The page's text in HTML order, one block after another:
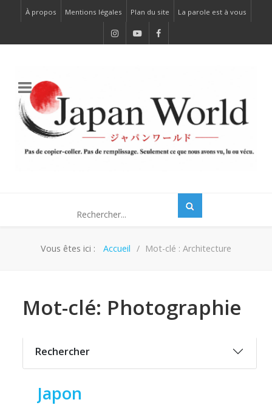
À propos Mentions légales Plan du site La parole est à vous
Vous êtes ici : Accueil Mot-clé : Architecture
Mot-clé: Photographie
Rechercher
Japon